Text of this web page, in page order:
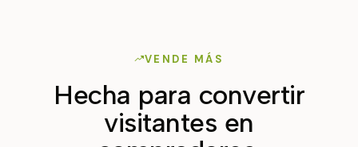
VENDE MÁS
Hecha para convertir
visitantes en